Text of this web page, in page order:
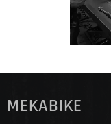
MEKABIKE